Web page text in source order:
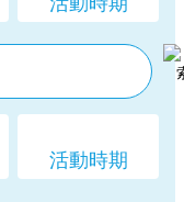
活動時期